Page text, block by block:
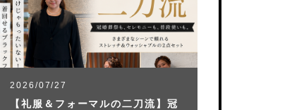
2026/07/27
【礼服＆フォーマルの二刀流】冠